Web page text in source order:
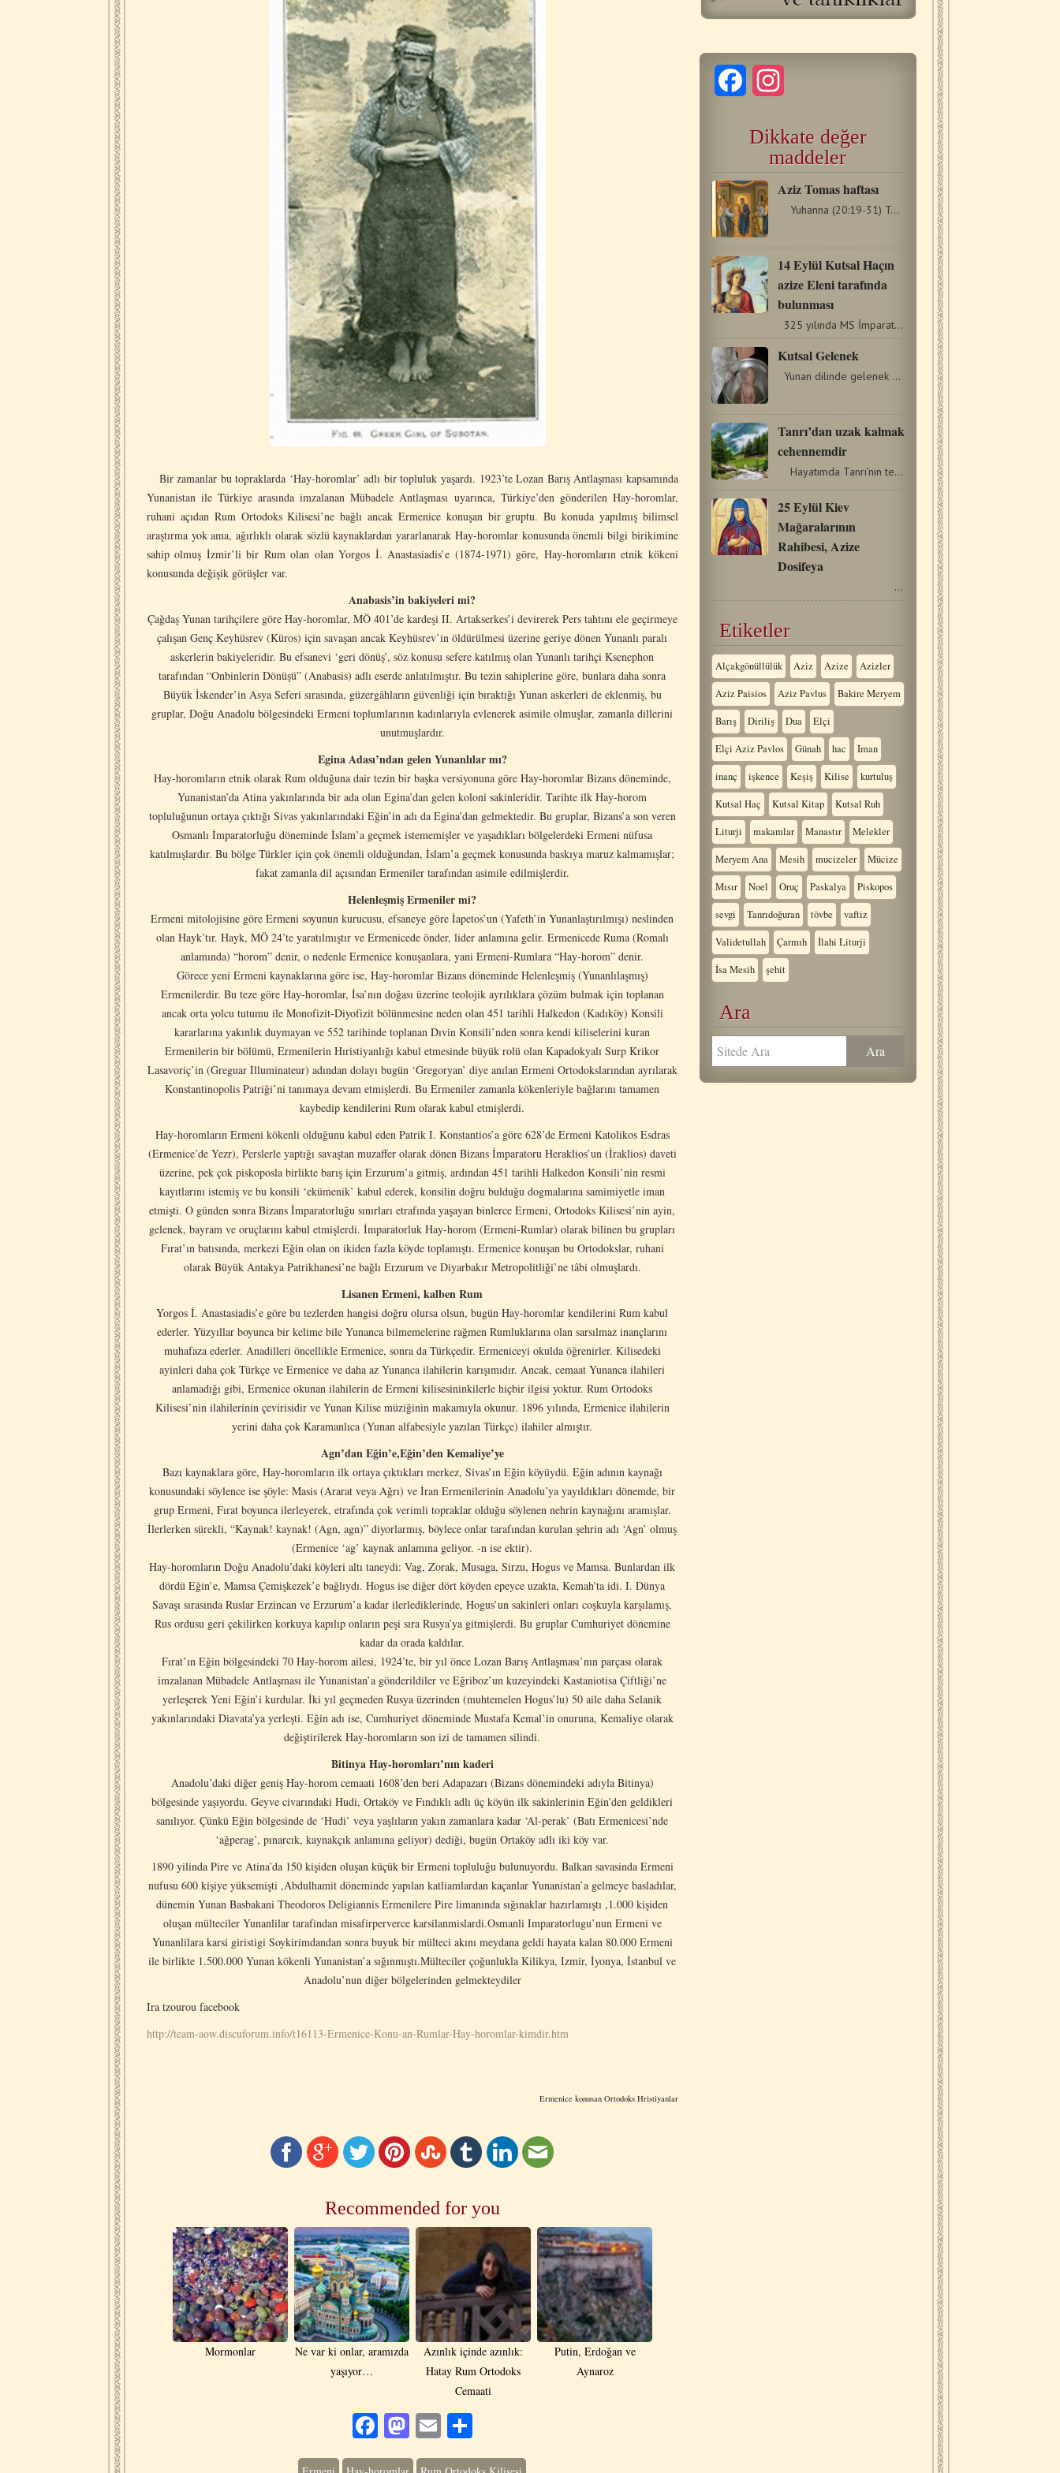
Bir zamanlar bu topraklarda ‘Hay-horomlar’ adlı bir topluluk yaşardı. 1923’te Lozan Barış Antlaşması kapsamında
Yunanistan ile Türkiye arasında imzalanan Mübadele Antlaşması uyarınca, Türkiye’den gönderilen Hay-horomlar,
ruhani açıdan Rum Ortodoks Kilisesi’ne bağlı ancak Ermenice konuşan bir gruptu. Bu konuda yapılmış bilimsel
araştırma yok ama, ağırlıklı olarak sözlü kaynaklardan yararlanarak Hay-horomlar konusunda önemli bilgi birikimine
sahip olmuş İzmir’li bir Rum olan olan Yorgos İ. Anastasiadis’e (1874-1971) göre, Hay-horomların etnik kökeni
konusunda değişik görüşler var.
Anabasis’in bakiyeleri mi?
Çağdaş Yunan tarihçilere göre Hay-horomlar, MÖ 401’de kardeşi II. Artakserkes’i devirerek Pers tahtını ele geçirmeye
çalışan Genç Keyhüsrev (Küros) için savaşan ancak Keyhüsrev’in öldürülmesi üzerine geriye dönen Yunanlı paralı
askerlerin bakiyeleridir. Bu efsanevi ‘geri dönüş’, söz konusu sefere katılmış olan Yunanlı tarihçi Ksenephon
tarafından “Onbinlerin Dönüşü” (Anabasis) adlı eserde anlatılmıştır. Bu tezin sahiplerine göre, bunlara daha sonra
Büyük İskender’in Asya Seferi sırasında, güzergâhların güvenliği için bıraktığı Yunan askerleri de eklenmiş, bu
gruplar, Doğu Anadolu bölgesindeki Ermeni toplumlarının kadınlarıyla evlenerek asimile olmuşlar, zamanla dillerini
unutmuşlardır.
Egina Adası’ndan gelen Yunanlılar mı?
Hay-horomların etnik olarak Rum olduğuna dair tezin bir başka versiyonuna göre Hay-horomlar Bizans döneminde,
Yunanistan’da Atina yakınlarında bir ada olan Egina’dan gelen koloni sakinleridir. Tarihte ilk Hay-horom
topluluğunun ortaya çıktığı Sivas yakınlarındaki Eğin’in adı da Egina’dan gelmektedir. Bu gruplar, Bizans’a son veren
Osmanlı İmparatorluğu döneminde İslam’a geçmek istememişler ve yaşadıkları bölgelerdeki Ermeni nüfusa
katılmışlardır. Bu bölge Türkler için çok önemli olduğundan, İslam’a geçmek konusunda baskıya maruz kalmamışlar;
fakat zamanla dil açısından Ermeniler tarafından asimile edilmişlerdir.
Helenleşmiş Ermeniler mi?
Ermeni mitolojisine göre Ermeni soyunun kurucusu, efsaneye göre İapetos’un (Yafeth’in Yunanlaştırılmışı) neslinden
olan Hayk’tır. Hayk, MÖ 24’te yaratılmıştır ve Ermenicede önder, lider anlamına gelir. Ermenicede Ruma (Romalı
anlamında) “horom” denir, o nedenle Ermenice konuşanlara, yani Ermeni-Rumlara “Hay-horom” denir.
Görece yeni Ermeni kaynaklarına göre ise, Hay-horomlar Bizans döneminde Helenleşmiş (Yunanlılaşmış)
Ermenilerdir. Bu teze göre Hay-horomlar, İsa’nın doğası üzerine teolojik ayrılıklara çözüm bulmak için toplanan
ancak orta yolcu tutumu ile Monofizit-Diyofizit bölünmesine neden olan 451 tarihli Halkedon (Kadıköy) Konsili
kararlarına yakınlık duymayan ve 552 tarihinde toplanan Dıvin Konsili’nden sonra kendi kiliselerini kuran
Ermenilerin bir bölümü, Ermenilerin Hıristiyanlığı kabul etmesinde büyük rolü olan Kapadokyalı Surp Krikor
Lasavoriç’in (Greguar Illuminateur) adından dolayı bugün ‘Gregoryan’ diye anılan Ermeni Ortodokslarından ayrılarak
Konstantinopolis Patriği’ni tanımaya devam etmişlerdi. Bu Ermeniler zamanla kökenleriyle bağlarını tamamen
kaybedip kendilerini Rum olarak kabul etmişlerdi.
Hay-horomların Ermeni kökenli olduğunu kabul eden Patrik I. Konstantios’a göre 628’de Ermeni Katolikos Esdras
(Ermenice’de Yezr), Perslerle yaptığı savaştan muzaffer olarak dönen Bizans İmparatoru Heraklios’un (İraklios) daveti
üzerine, pek çok piskoposla birlikte barış için Erzurum’a gitmiş, ardından 451 tarihli Halkedon Konsili’nin resmi
kayıtlarını istemiş ve bu konsili ‘ekümenik’ kabul ederek, konsilin doğru bulduğu dogmalarına samimiyetle iman
etmişti. O günden sonra Bizans İmparatorluğu sınırları etrafında yaşayan binlerce Ermeni, Ortodoks Kilisesi’nin ayin,
gelenek, bayram ve oruçlarını kabul etmişlerdi. İmparatorluk Hay-horom (Ermeni-Rumlar) olarak bilinen bu grupları
Fırat’ın batısında, merkezi Eğin olan on ikiden fazla köyde toplamıştı. Ermenice konuşan bu Ortodokslar, ruhani
olarak Büyük Antakya Patrikhanesi’ne bağlı Erzurum ve Diyarbakır Metropolitliği’ne tâbi olmuşlardı.
Lisanen Ermeni, kalben Rum
Yorgos İ. Anastasiadis’e göre bu tezlerden hangisi doğru olursa olsun, bugün Hay-horomlar kendilerini Rum kabul
ederler. Yüzyıllar boyunca bir kelime bile Yunanca bilmemelerine rağmen Rumluklarına olan sarsılmaz inançlarını
muhafaza ederler. Anadilleri öncellikle Ermenice, sonra da Türkçedir. Ermeniceyi okulda öğrenirler. Kilisedeki
ayinleri daha çok Türkçe ve Ermenice ve daha az Yunanca ilahilerin karışımıdır. Ancak, cemaat Yunanca ilahileri
anlamadığı gibi, Ermenice okunan ilahilerin de Ermeni kilisesininkilerle hiçbir ilgisi yoktur. Rum Ortodoks
Kilisesi’nin ilahilerinin çevirisidir ve Yunan Kilise müziğinin makamıyla okunur. 1896 yılında, Ermenice ilahilerin
yerini daha çok Karamanlıca (Yunan alfabesiyle yazılan Türkçe) ilahiler almıştır.
Agn’dan Eğin’e,Eğin’den Kemaliye’ye
Bazı kaynaklara göre, Hay-horomların ilk ortaya çıktıkları merkez, Sivas’ın Eğin köyüydü. Eğin adının kaynağı
konusundaki söylence ise şöyle: Masis (Ararat veya Ağrı) ve İran Ermenilerinin Anadolu’ya yayıldıkları dönemde, bir
grup Ermeni, Fırat boyunca ilerleyerek, etrafında çok verimli topraklar olduğu söylenen nehrin kaynağını aramışlar.
İlerlerken sürekli, “Kaynak! kaynak! (Agn, agn)” diyorlarmış, böylece onlar tarafından kurulan şehrin adı ‘Agn’ olmuş
(Ermenice ‘ag’ kaynak anlamına geliyor. -n ise ektir).
Hay-horomların Doğu Anadolu’daki köyleri altı taneydi: Vag, Zorak, Musaga, Sirzu, Hogus ve Mamsa. Bunlardan ilk
dördü Eğin’e, Mamsa Çemişkezek’e bağlıydı. Hogus ise diğer dört köyden epeyce uzakta, Kemah’ta idi. I. Dünya
Savaşı sırasında Ruslar Erzincan ve Erzurum’a kadar ilerlediklerinde, Hogus’un sakinleri onları coşkuyla karşılamış,
Rus ordusu geri çekilirken korkuya kapılıp onların peşi sıra Rusya’ya gitmişlerdi. Bu gruplar Cumhuriyet dönemine
kadar da orada kaldılar.
Fırat’ın Eğin bölgesindeki 70 Hay-horom ailesi, 1924’te, bir yıl önce Lozan Barış Antlaşması’nın parçası olarak
imzalanan Mübadele Antlaşması ile Yunanistan’a gönderildiler ve Eğriboz’un kuzeyindeki Kastaniotisa Çiftliği’ne
yerleşerek Yeni Eğin’i kurdular. İki yıl geçmeden Rusya üzerinden (muhtemelen Hogus’lu) 50 aile daha Selanik
yakınlarındaki Diavata’ya yerleşti. Eğin adı ise, Cumhuriyet döneminde Mustafa Kemal’in onuruna, Kemaliye olarak
değiştirilerek Hay-horomların son izi de tamamen silindi.
Bitinya Hay-horomları’nın kaderi
Anadolu’daki diğer geniş Hay-horom cemaati 1608’den beri Adapazarı (Bizans dönemindeki adıyla Bitinya)
bölgesinde yaşıyordu. Geyve civarındaki Hudi, Ortaköy ve Fındıklı adlı üç köyün ilk sakinlerinin Eğin’den geldikleri
sanılıyor. Çünkü Eğin bölgesinde de ‘Hudi’ veya yaşlıların yakın zamanlara kadar ‘Al-perak’ (Batı Ermenicesi’nde
‘ağperag’, pınarcık, kaynakçık anlamına geliyor) dediği, bugün Ortaköy adlı iki köy var.
1890 yilinda Pire ve Atina’da 150 kişiden oluşan küçük bir Ermeni topluluğu bulunuyordu. Balkan savasinda Ermeni
nufusu 600 kişiye yüksemişti ,Abdulhamit döneminde yapılan katliamlardan kaçanlar Yunanistan’a gelmeye basladılar,
dünemin Yunan Basbakani Theodoros Deligiannis Ermenilere Pire limanında sığınaklar hazırlamıştı ,1.000 kişiden
oluşan mülteciler Yunanlilar tarafindan misafirperverce karsilanmislardi.Osmanli Imparatorlugu’nun Ermeni ve
Yunanlilara karsi giristigi Soykirimdandan sonra buyuk bir mülteci akını meydana geldi hayata kalan 80.000 Ermeni
ile birlikte 1.500.000 Yunan kökenli Yunanistan’a sığınmıştı.Mülteciler çoğunlukla Kilikya, Izmir, İyonya, İstanbul ve
Anadolu’nun diğer bölgelerinden gelmekteydiler
Ira tzourou facebook
http://team-aow.discuforum.info/t16113-Ermenice-Konu-an-Rumlar-Hay-horomlar-kimdir.htm
Ermenice konusan Ortodoks Hristiyanlar
Recommended for you
Mormonlar
Ne var ki onlar, aramızda
yaşıyor…
Azınlık içinde azınlık:
Hatay Rum Ortodoks
Cemaati
Putin, Erdoğan ve
Aynaroz
Facebook
Mastodon
EmailShare
Facebook
Dikkate değer
maddeler
Aziz Tomas haftası
Yuhanna (20:19-31) Tomas’ın Kararsızlığı ve Bizim…
14 Eylül Kutsal Haçın
azize Eleni tarafında
bulunması
325 yılında MS İmparator ve Aziz Kostantinos'un annesi…
Kutsal Gelenek
Yunan dilinde gelenek kelimesi PARADHOSİS’dir ve manası…
Tanrı’dan uzak kalmak
cehennemdir
Hayatımda Tanrı’nın tesellisini hissetmediğim bir…
25 Eylül Kiev
Mağaralarının
Rahibesi, Azize
Dosifeya
…
Etiketler
Alçakgönüllülük Aziz Azize Azizler
Aziz Paisios Aziz Pavlus Bakire Meryem
Barış Diriliş Dua Elçi
Elçi Aziz Pavlos Günah hac Iman
inanç işkence Keşiş Kilise kurtuluş
Kutsal Haç Kutsal Kitap Kutsal Ruh
Liturji makamlar Manastır Melekler
Meryem Ana Mesih mucizeler Mücize
Mısır Noel Oruç Paskalya Piskopos
sevgi Tanrıdoğuran tövbe vaftiz
Validetullah Çarmıh İlahi Liturji
İsa Mesih şehit
Ara